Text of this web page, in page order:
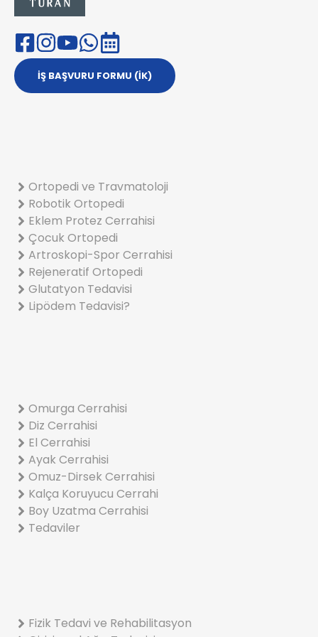
İŞ BAŞVURU FORMU (İK)
Ortopedi ve Travmatoloji
Robotik Ortopedi
Eklem Protez Cerrahisi
Çocuk Ortopedi
Artroskopi-Spor Cerrahisi
Rejeneratif Ortopedi
Glutatyon Tedavisi
Lipödem Tedavisi?
Omurga Cerrahisi
Diz Cerrahisi
El Cerrahisi
Ayak Cerrahisi
Omuz-Dirsek Cerrahisi
Kalça Koruyucu Cerrahi
Boy Uzatma Cerrahisi
Tedaviler
Fizik Tedavi ve Rehabilitasyon